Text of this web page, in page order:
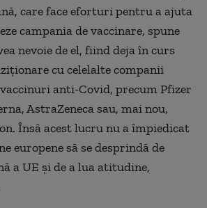
care face eforturi pentru a ajuta
campania de vaccinare, spune
nevoie de el, fiind deja în curs
cu celelalte companii
anti-Covid, precum Pfizer
AstraZeneca sau, mai nou,
Însă acest lucru nu a împiedicat
europene să se desprindă de
a UE și de a lua atitudine,